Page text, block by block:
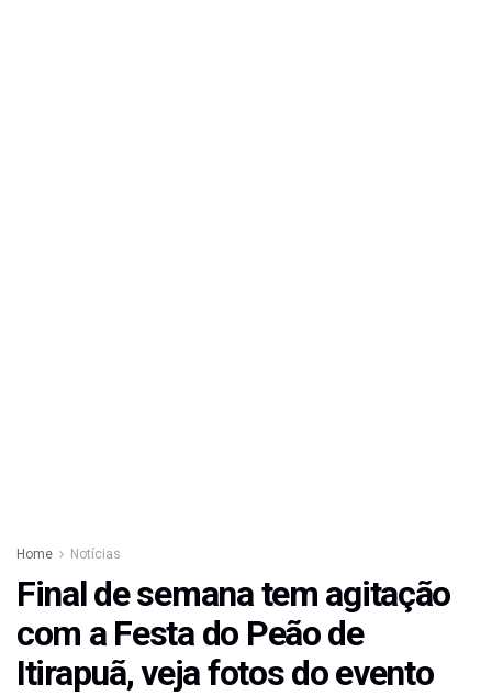
Home Notícias
Final de semana tem agitação
com a Festa do Peão de
Itirapuã, veja fotos do evento